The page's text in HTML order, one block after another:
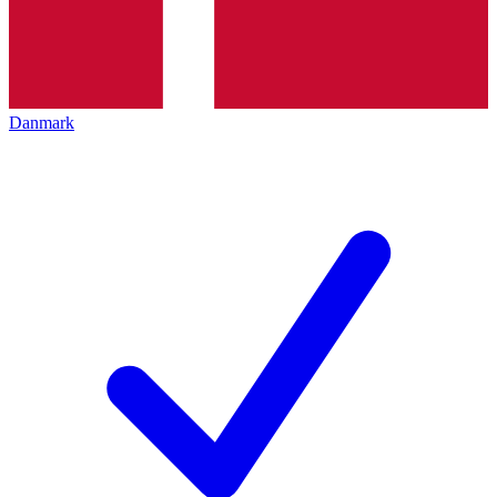
Danmark